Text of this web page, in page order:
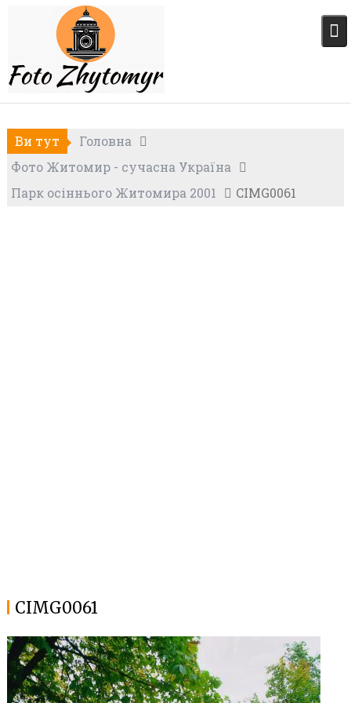
Ви тут
Головна
Фото Житомир - сучасна Україна
Парк осіннього Житомира 2001
CIMG0061
CIMG0061